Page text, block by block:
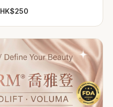
HK$250